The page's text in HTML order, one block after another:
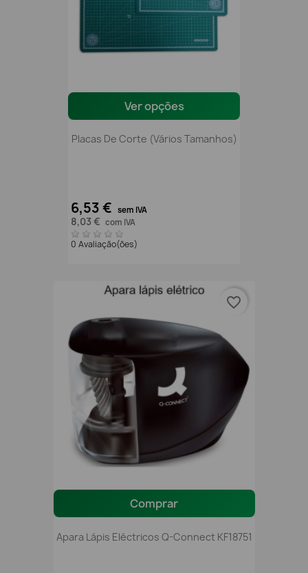
Ver opções
Placas De Corte (vários Tamanhos)
6,53 € sem IVA
8,03 € com IVA
0 Avaliação(ões)
Comprar
Apara Lápis Eléctricos Q-Connect KF18751
favorite_border